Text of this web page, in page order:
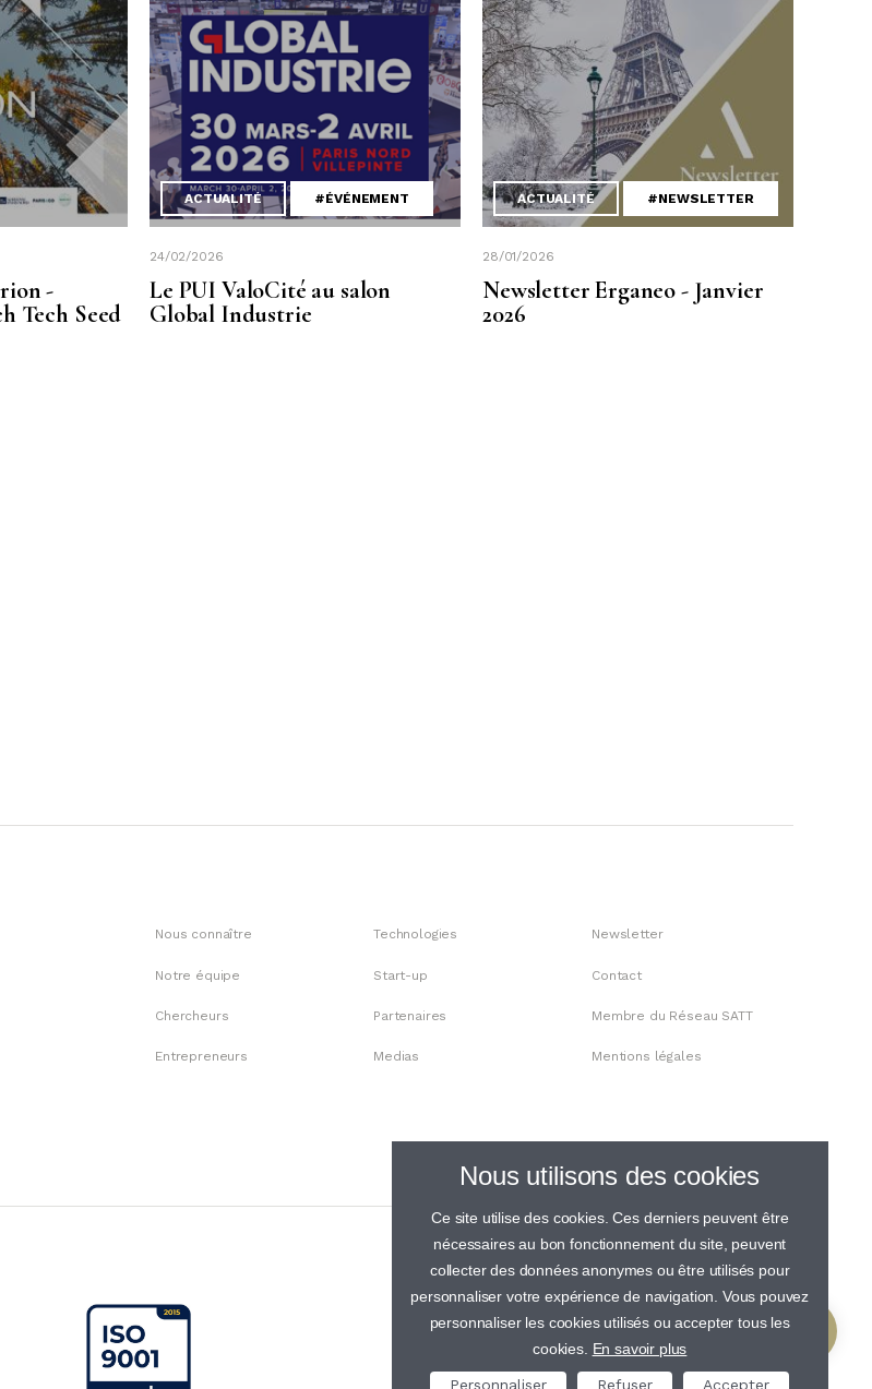
-
Tech Seed
ACTUALITÉ #ÉVÉNEMENT
24/02/2026
Le PUI ValoCité au salon
Global Industrie
ACTUALITÉ #NEWSLETTER
28/01/2026
Newsletter Erganeo - Janvier
2026
Nous connaître
Notre équipe
Chercheurs
Entrepreneurs
Technologies
Start-up
Partenaires
Medias
Newsletter
Contact
Membre du Réseau SATT
Mentions légales
Nous utilisons des cookies
Ce site utilise des cookies. Ces derniers peuvent être
nécessaires au bon fonctionnement du site, peuvent
collecter des données anonymes ou être utilisés pour
personnaliser votre expérience de navigation. Vous pouvez
personnaliser les cookies utilisés ou accepter tous les
cookies. En savoir plus
Personnaliser Refuser Accepter